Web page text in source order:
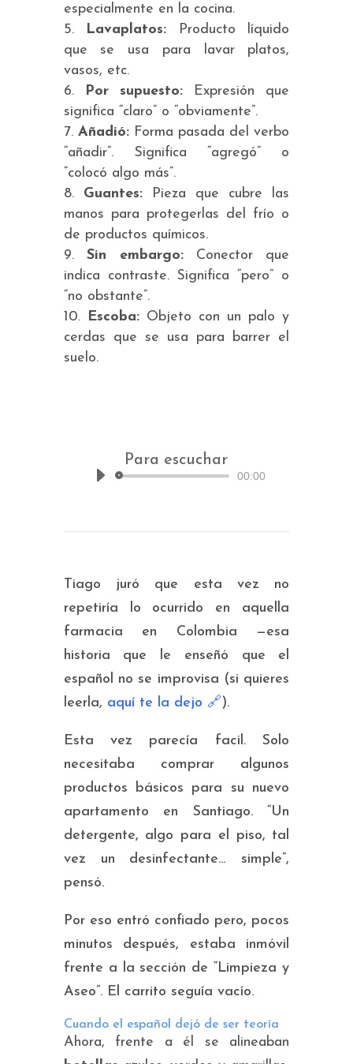
especialmente en la cocina.
Lavaplatos:
Producto líquido
que se usa para lavar platos,
vasos, etc.
Por supuesto:
Expresión que
significa “claro” o “obviamente”.
Añadió: Forma pasada del verbo
“añadir”. Significa “agregó” o
“colocó algo más”.
Guantes:
Pieza que cubre las
manos para protegerlas del frío o
de productos químicos.
Sin embargo: Conector que
indica contraste. Significa “pero” o
“no obstante”.
Escoba: Objeto con un palo y
cerdas que se usa para barrer el
suelo.
Para escuchar
Reproductor
00:00
Tiago juró que esta vez no
repetiría lo ocurrido en aquella
farmacia en Colombia —esa
historia que le enseñó que el
español no se improvisa (si quieres
leerla, aquí te la dejo 🔗).
Esta vez parecía facil. Solo
necesitaba comprar algunos
productos básicos para su nuevo
apartamento en Santiago. “Un
detergente, algo para el piso, tal
vez un desinfectante… simple”,
pensó.
Por eso entró confiado pero, pocos
minutos después, estaba inmóvil
frente a la sección de “Limpieza y
Aseo”. El carrito seguía vacío.
Cuando el español dejó de ser teoría
Ahora, frente a él se alineaban